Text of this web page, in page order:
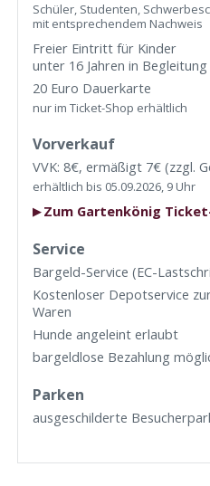
Schüler, Studenten,
mit entsprechendem Nachweis
Freier Eintritt für Kinder
unter 16 Jahren in Begleitung
20 Euro Dauerkarte
nur im Ticket-Shop erhältlich
Vorverkauf
VVK: 8€, ermäßigt 7€ (zzgl.
erhältlich bis 05.09.2026, 9 Uhr
Zum Gartenkönig
Service
Bargeld-Service (EC-
Kostenloser Depotservice
Waren
Hunde angeleint erlaubt
bargeldlose Bezahlung
Parken
ausgeschilderte